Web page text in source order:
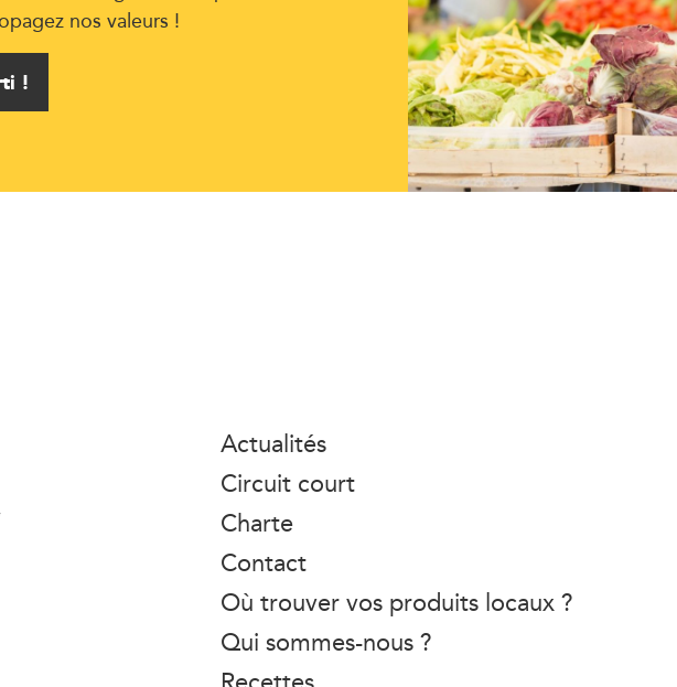
nos valeurs !
!
Actualités
Circuit court
Charte
Contact
Où trouver vos produits locaux ?
Qui sommes-nous ?